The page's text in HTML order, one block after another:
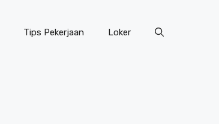
Tips Pekerjaan Loker